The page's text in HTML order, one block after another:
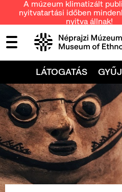
A múzeum klimatizált
nyitvatartási időben
nyitva állnak!
LÁTOGATÁS